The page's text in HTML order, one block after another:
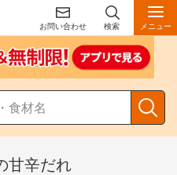
お問い合わせ 検索 メニュー
甘辛だれ